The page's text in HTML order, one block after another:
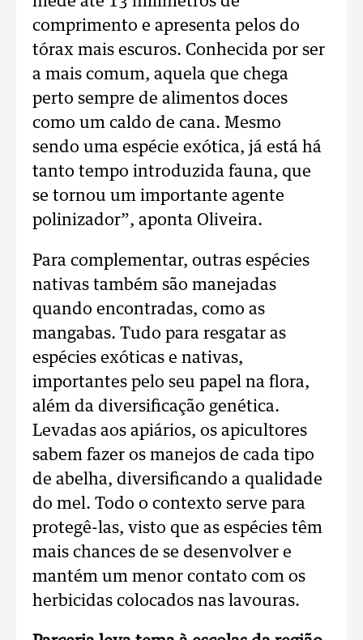
comprimento e apresenta pelos do
tórax mais escuros. Conhecida por ser
a mais comum, aquela que chega
perto sempre de alimentos doces
como um caldo de cana. Mesmo
sendo uma espécie exótica, já está há
tanto tempo introduzida fauna, que
se tornou um importante agente
polinizador”, aponta Oliveira.
Para complementar, outras espécies
nativas também são manejadas
quando encontradas, como as
mangabas. Tudo para resgatar as
espécies exóticas e nativas,
importantes pelo seu papel na flora,
além da diversificação genética.
Levadas aos apiários, os apicultores
sabem fazer os manejos de cada tipo
de abelha, diversificando a qualidade
do mel. Todo o contexto serve para
protegê-las, visto que as espécies têm
mais chances de se desenvolver e
mantém um menor contato com os
herbicidas colocados nas lavouras.